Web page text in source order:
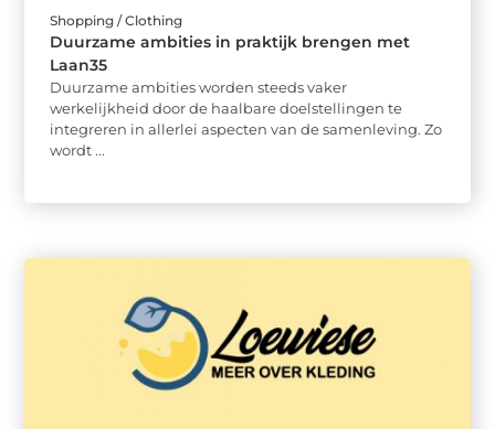
Shopping / Clothing
Duurzame ambities in praktijk brengen met
Laan35
Duurzame ambities worden steeds vaker
werkelijkheid door de haalbare doelstellingen te
integreren in allerlei aspecten van de samenleving. Zo
wordt ...